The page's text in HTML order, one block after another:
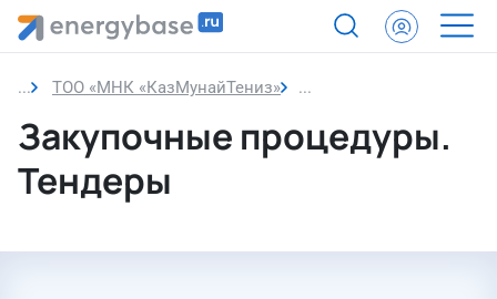
ТОО «МНК «КазМунайТениз» Закупки компании
Закупочные процедуры.
Тендеры